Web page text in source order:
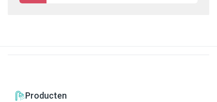
Producten